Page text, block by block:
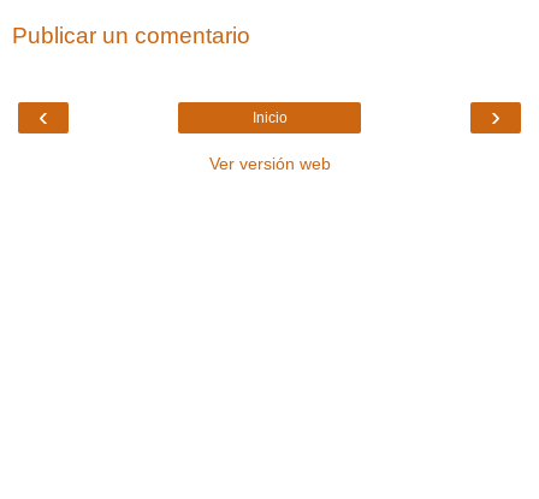
Publicar un comentario
‹ ›
Inicio
Ver versión web